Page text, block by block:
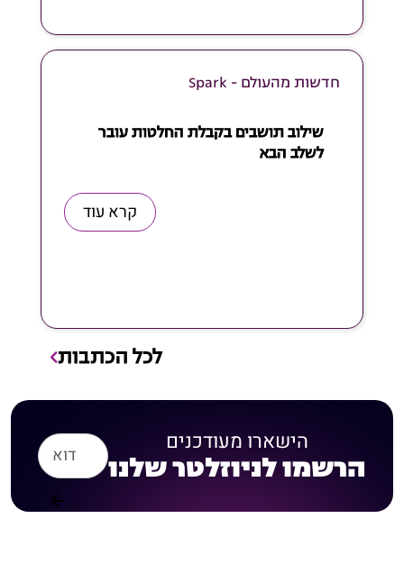
חדשות מהעולם - Spark
שילוב תושבים בקבלת החלטות עובר
לשלב הבא
קרא עוד
לכל הכתבות
הישארו מעודכנים
הרשמו לניוזלטר שלנו